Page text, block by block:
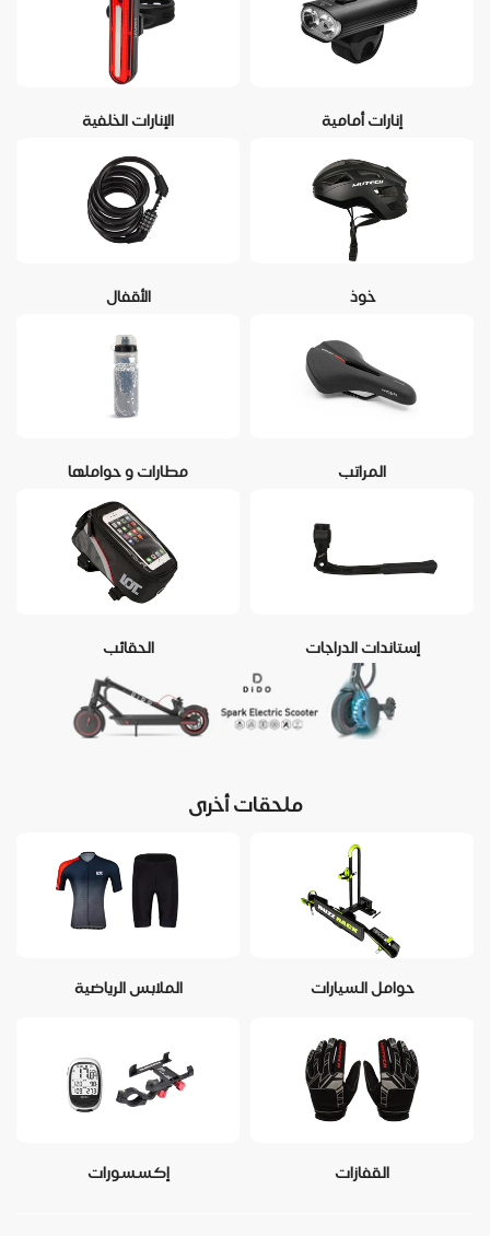
إنارات أمامية الإنارات الخلفية
خوذ الأقفال
المراتب مطارات و حواملها
إستاندات الدراجات الحقائب
ملحقات أخرى
حوامل السيارات الملابس الرياضية
القفازات إكسسورات